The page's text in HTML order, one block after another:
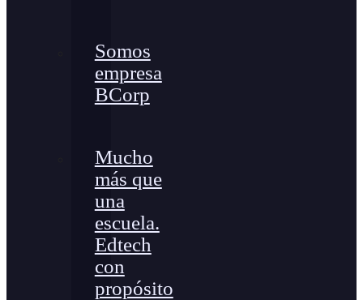
Somos
empresa
BCorp
Mucho
más que
una
escuela.
Edtech
con
propósito